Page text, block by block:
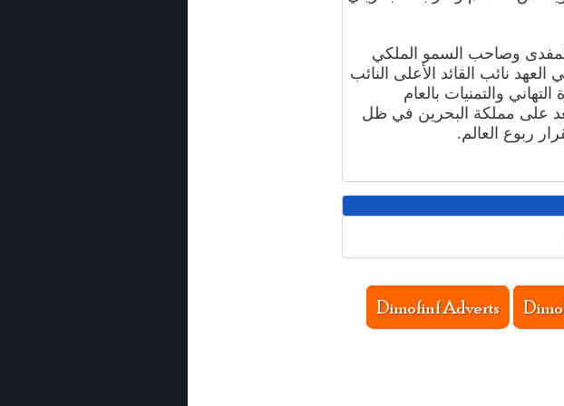
وصاحب السمو الملكي
نائب القائد الأعلى النائب
والتمنيات بالعام
على مملكة البحرين في ظل
ربوع العالم.